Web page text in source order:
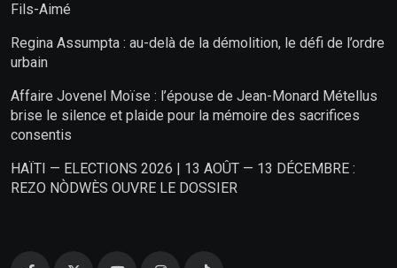
Fils-Aimé
Regina Assumpta : au-delà de la démolition, le défi de l’ordre
urbain
Affaire Jovenel Moïse : l’épouse de Jean-Monard Métellus
brise le silence et plaide pour la mémoire des sacrifices
consentis
HAÏTI — ELECTIONS 2026 | 13 AOÛT — 13 DÉCEMBRE :
REZO NÒDWÈS OUVRE LE DOSSIER